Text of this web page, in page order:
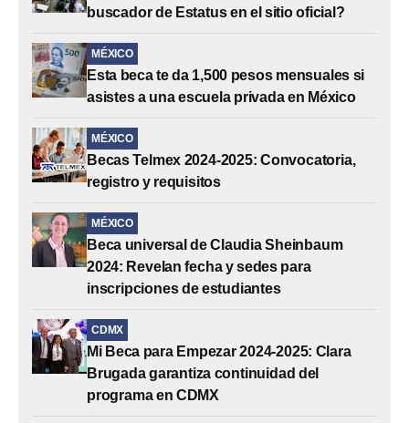
buscador de Estatus en el sitio oficial?
MÉXICO
Esta beca te da 1,500 pesos mensuales si
asistes a una escuela privada en México
MÉXICO
Becas Telmex 2024-2025: Convocatoria,
registro y requisitos
MÉXICO
Beca universal de Claudia Sheinbaum
2024: Revelan fecha y sedes para
inscripciones de estudiantes
CDMX
Mi Beca para Empezar 2024-2025: Clara
Brugada garantiza continuidad del
programa en CDMX